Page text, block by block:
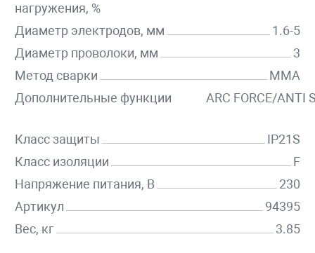
нагружения, %
Диаметр электродов, мм
1.6-5
Диаметр проволоки, мм
3
Метод сварки
MMA
Дополнительные функции
ARC FORCE/ANTI
Класс защиты
IP21S
Класс изоляции
F
Напряжение питания, В
230
Артикул
94395
Вес, кг
3.85